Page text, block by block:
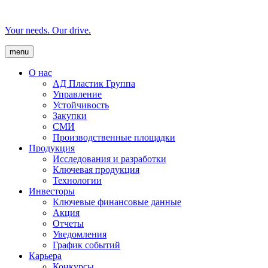
Your needs. Our drive.
menu
О нас
AД Пластик Группа
Управление
Устойчивость
Закупки
СМИ
Производственные площадки
Продукция
Исследования и разработки
Ключевая продукция
Технологии
Инвесторы
Ключевые финансовые данные
Акция
Отчеты
Уведомления
График событий
Карьера